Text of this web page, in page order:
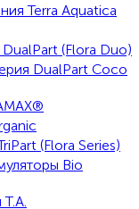
Terra Aquatica
(Flora Duo)
DualPart Coco
(Flora Series)
Bio